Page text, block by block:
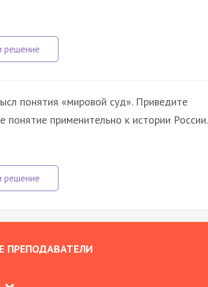
понятия «мировой суд». Приведите
применительно к истории России.
ПРЕПОДАВАТЕЛИ